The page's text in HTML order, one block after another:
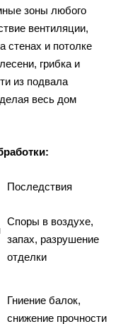
зоны любого
вентиляции,
стенах и потолке
грибка и
из подвала
весь дом
Последствия
Споры в воздухе,
запах, разрушение
отделки
Гниение балок,
снижение прочности